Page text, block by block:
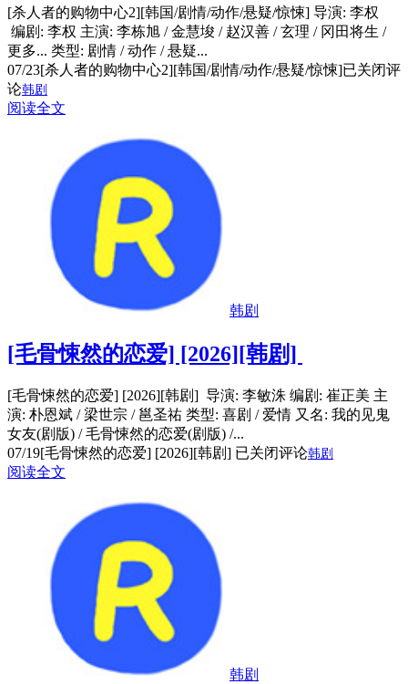
[杀人者的购物中心2][韩国/剧情/动作/悬疑/惊悚] 导演: 李权
编剧: 李权 主演: 李栋旭 / 金慧埈 / 赵汉善 / 玄理 / 冈田将生 /
更多... 类型: 剧情 / 动作 / 悬疑...
07/23[杀人者的购物中心2][韩国/剧情/动作/悬疑/惊悚]已关闭评
论韩剧
阅读全文
韩剧
[毛骨悚然的恋爱] [2026][韩剧]
[毛骨悚然的恋爱] [2026][韩剧] 导演: 李敏洙 编剧: 崔正美 主
演: 朴恩斌 / 梁世宗 / 邕圣祐 类型: 喜剧 / 爱情 又名: 我的见鬼
女友(剧版) / 毛骨悚然的恋爱(剧版) /...
07/19[毛骨悚然的恋爱] [2026][韩剧] 已关闭评论韩剧
阅读全文
韩剧